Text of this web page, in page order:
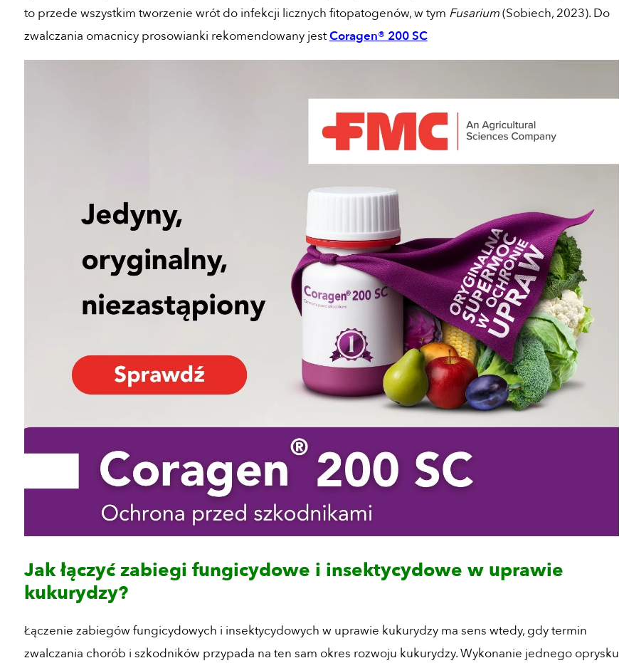
to przede wszystkim tworzenie wrót do infekcji licznych fitopatogenów, w tym Fusarium(Sobiech, 2023). Do
zwalczania omacnicy prosowianki rekomendowany jestCoragen® 200 SC
Jak łączyć zabiegi fungicydowe i insektycydowe w uprawie
kukurydzy?
Łączenie zabiegów fungicydowych i insektycydowych w uprawie kukurydzy ma sens wtedy, gdy termin
zwalczania chorób i szkodników przypada na ten sam okres rozwoju kukurydzy. Wykonanie jednego oprysku